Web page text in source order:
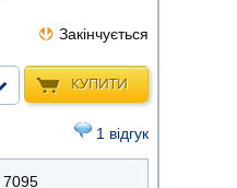
Закінчується
КУПИТИ
1 відгук
7095